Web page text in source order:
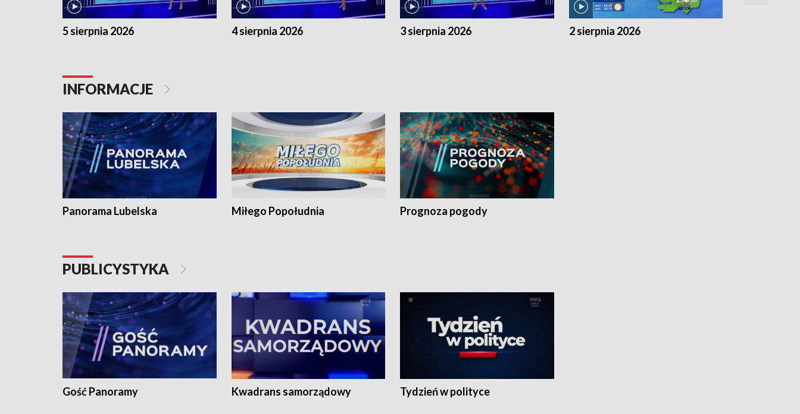
5 sierpnia 2026 4 sierpnia 2026 3 sierpnia 2026 2 sierpnia 2026
INFORMACJE
Panorama Lubelska Miłego Popołudnia Prognoza pogody
PUBLICYSTYKA
Gość Panoramy Kwadrans samorządowy Tydzień w polityce